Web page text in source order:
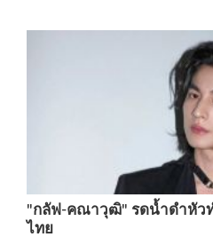
"กลัฟ-คณาวุฒิ" รดน้ำดำหัว
ไทย